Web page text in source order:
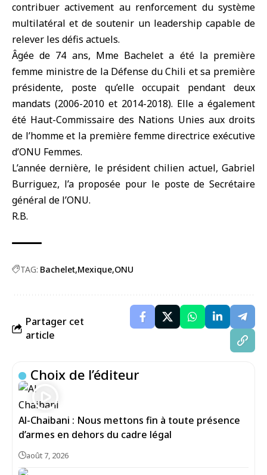
contribuer activement au renforcement du système
multilatéral et de soutenir un leadership capable de
relever les défis actuels.
Âgée de 74 ans, Mme Bachelet a été la première
femme ministre de la Défense du Chili et sa première
présidente, poste qu’elle occupait pendant deux
mandats (2006-2010 et 2014-2018). Elle a également
été Haut-Commissaire des Nations Unies aux droits
de l’homme et la première femme directrice exécutive
d’ONU Femmes.
L’année dernière, le président chilien actuel, Gabriel
Burriguez, l’a proposée pour le poste de Secrétaire
général de l’ONU.
R.B.
TAG: Bachelet Mexique ONU
Partager cet
article
Choix de l’éditeur
Al-Chaibani : Nous mettons fin à toute présence
d’armes en dehors du cadre légal
août 7, 2026